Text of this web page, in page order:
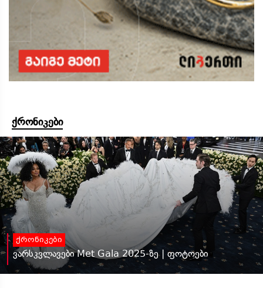
ქრონიკები
ქრონიკები
ვარსკვლავები Met Gala 2025-ზე | ფოტოები